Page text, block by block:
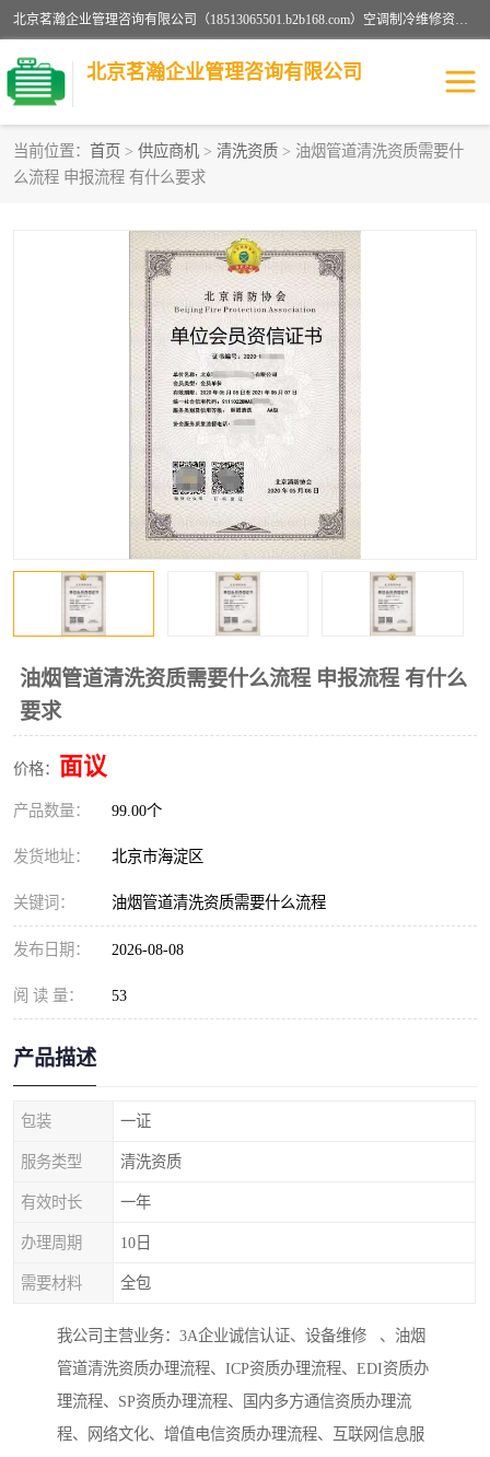
北京茗瀚企业管理咨询有限公司（18513065501.b2b168.com）空调制冷维修资质,油烟管道清洗资质,清洗行业资质公司秉承“顾客至上，锐意进缺的经营理念，我们提供高质量的产品，坚持“客户”的原则为广大客户提供贴心服务。如果你对公司的产品感兴趣，可以联系高经理，我们会用好的产品和服务让您满意。
北京茗瀚企业管理咨询有限公司
当前位置： 首页 > 供应商机 > 清洗资质 > 油烟管道清洗资质需要什
么流程 申报流程 有什么要求
油烟管道清洗资质需要什么流程 申报流程 有什么
要求
价格： 面议
产品数量： 99.00个
发货地址： 北京市海淀区
关键词： 油烟管道清洗资质需要什么流程
发布日期： 2026-08-08
阅 读 量： 53
产品描述
包装 一证
服务类型 清洗资质
有效时长 一年
办理周期 10日
需要材料 全包
我公司主营业务：3A企业诚信认证、设备维修 、油烟
管道清洗资质办理流程、ICP资质办理流程、EDI资质办
理流程、SP资质办理流程、国内多方通信资质办理流
程、网络文化、增值电信资质办理流程、互联网信息服
烟道清洗资质
认证服务
防爆电气维修安装资质 空调制冷维修安装资质
矿用设备检修资质